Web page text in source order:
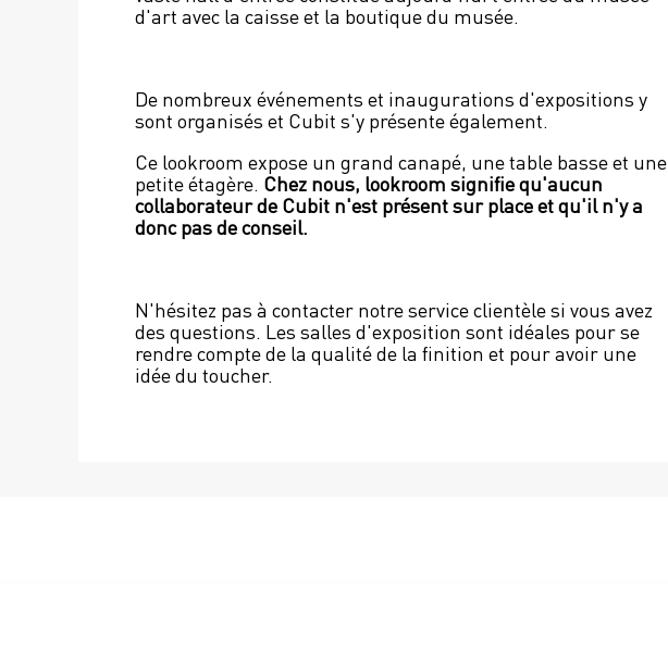
d'art avec la caisse et la boutique du musée.
De nombreux événements et inaugurations d'expositions y
sont organisés et Cubit s'y présente également.
Ce lookroom expose un grand canapé, une table basse et une
petite étagère. Chez nous, lookroom signifie qu'aucun
collaborateur de Cubit n'est présent sur place et qu'il n'y a
donc pas de conseil.
N'hésitez pas à contacter notre service clientèle si vous avez
des questions. Les salles d'exposition sont idéales pour se
rendre compte de la qualité de la finition et pour avoir une
idée du toucher.